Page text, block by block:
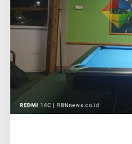
m
a
r
a
A
s
r
e